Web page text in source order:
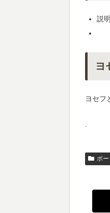
説
ヨ
ヨセフ
.
ボ